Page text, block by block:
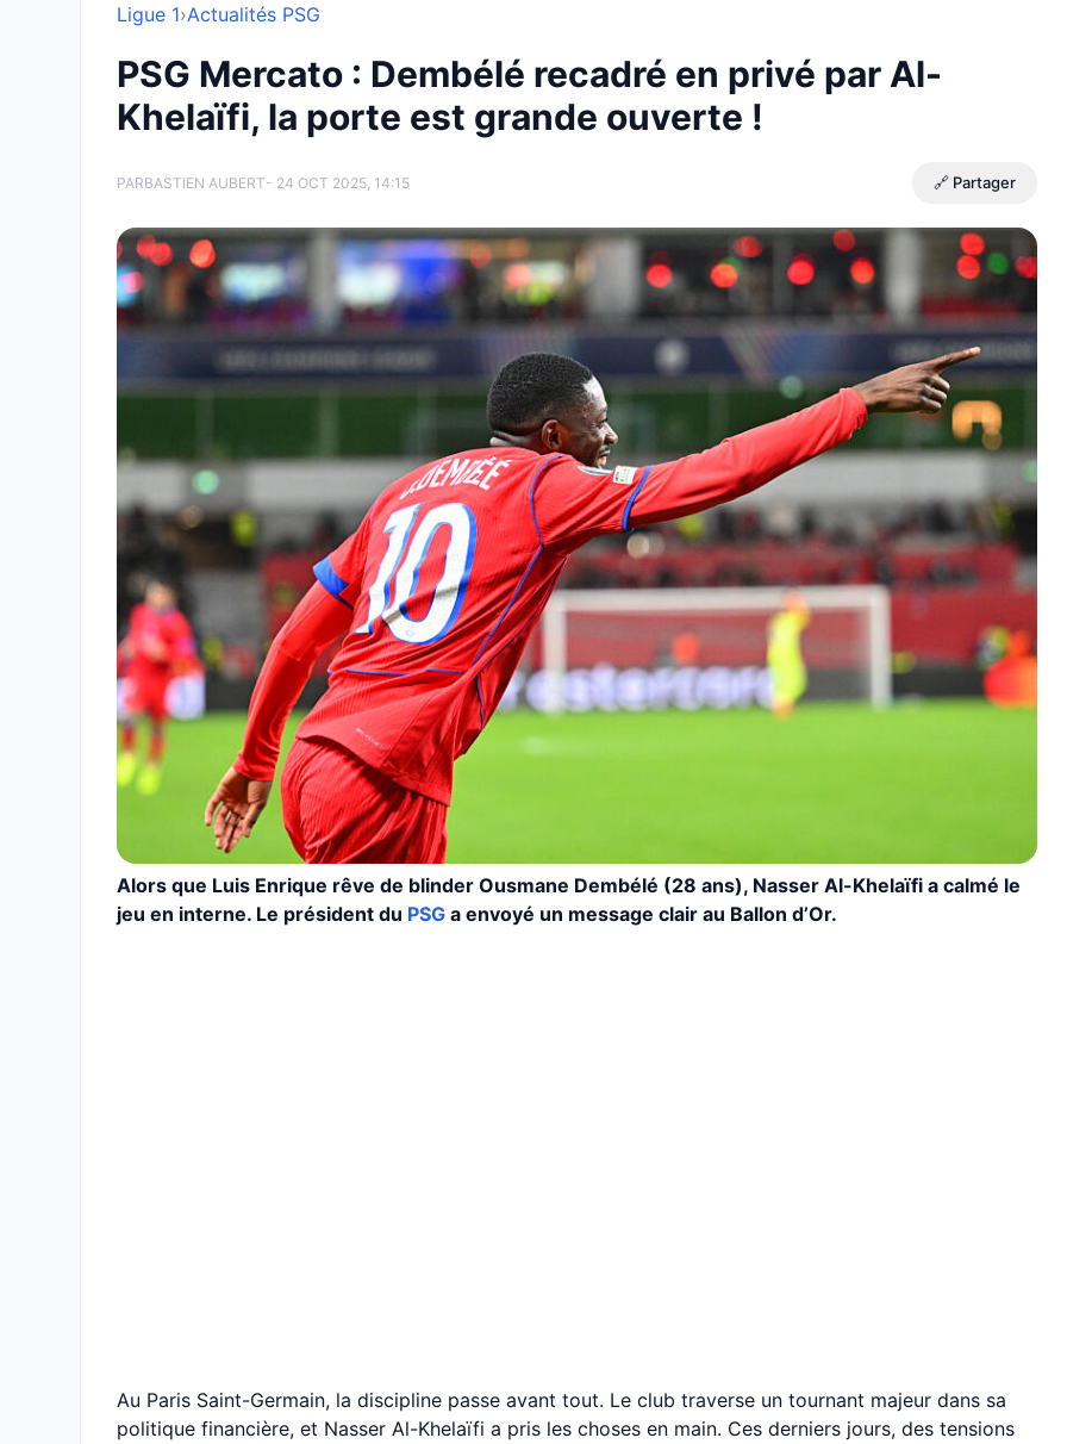
Ligue 1›Actualités PSG
PSG Mercato : Dembélé recadré en privé par Al-
Khelaïfi, la porte est grande ouverte !
PARBASTIEN AUBERT- 24 OCT 2025, 14:15 🔗 Partager
Alors que Luis Enrique rêve de blinder Ousmane Dembélé (28 ans), Nasser Al-Khelaïfi a calmé le
jeu en interne. Le président du PSG a envoyé un message clair au Ballon d’Or.
Au Paris Saint-Germain, la discipline passe avant tout. Le club traverse un tournant majeur dans sa
politique financière, et Nasser Al-Khelaïfi a pris les choses en main. Ces derniers jours, des tensions